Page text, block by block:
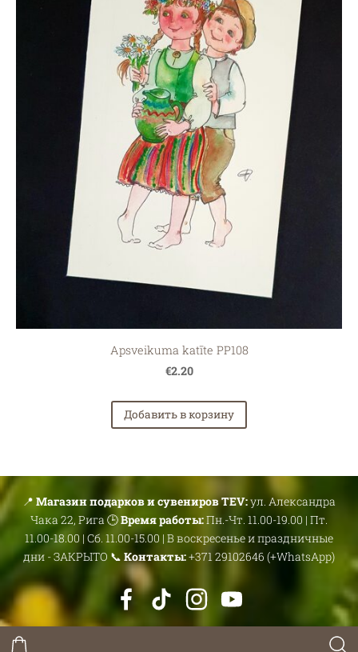
Apsveikuma katīte PP108
€2.20
Добавить в корзину
📍 Магазин подарков и сувениров TEV:ул. Александра
Чака 22, Рига 🕒Время работы:Пн.-Чт. 11.00-19.00 | Пт.
11.00-18.00 | Сб. 11.00-15.00 | В воскресенье и праздничные
дни - ЗАКРЫТО 📞 Контакты:+371 29102646 (+WhatsApp)